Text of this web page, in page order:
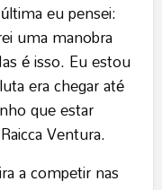
eu pensei:
uma manobra
é isso. Eu estou
era chegar até
que estar
Ventura.
a competir nas